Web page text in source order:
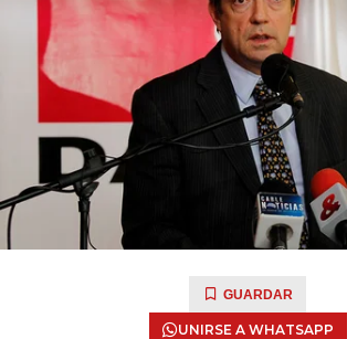
GUARDAR
UNIRSE A WHATSAPP